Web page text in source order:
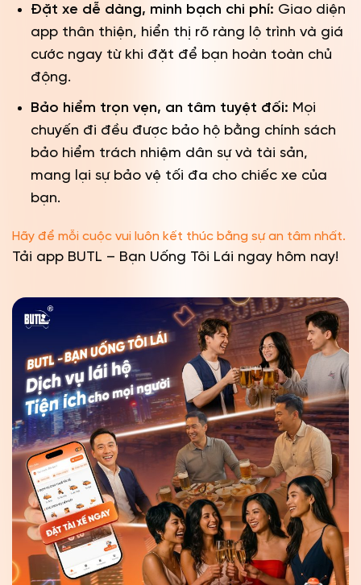
Đặt xe dễ dàng, minh bạch chi phí: Giao diện
app thân thiện, hiển thị rõ ràng lộ trình và giá
cước ngay từ khi đặt để bạn hoàn toàn chủ
động.
Bảo hiểm trọn vẹn, an tâm tuyệt đối: Mọi
chuyến đi đều được bảo hộ bằng chính sách
bảo hiểm trách nhiệm dân sự và tài sản,
mang lại sự bảo vệ tối đa cho chiếc xe của
bạn.
Hãy để mỗi cuộc vui luôn kết thúc bằng sự an tâm nhất.
Tải app BUTL – Bạn Uống Tôi Lái ngay hôm nay!